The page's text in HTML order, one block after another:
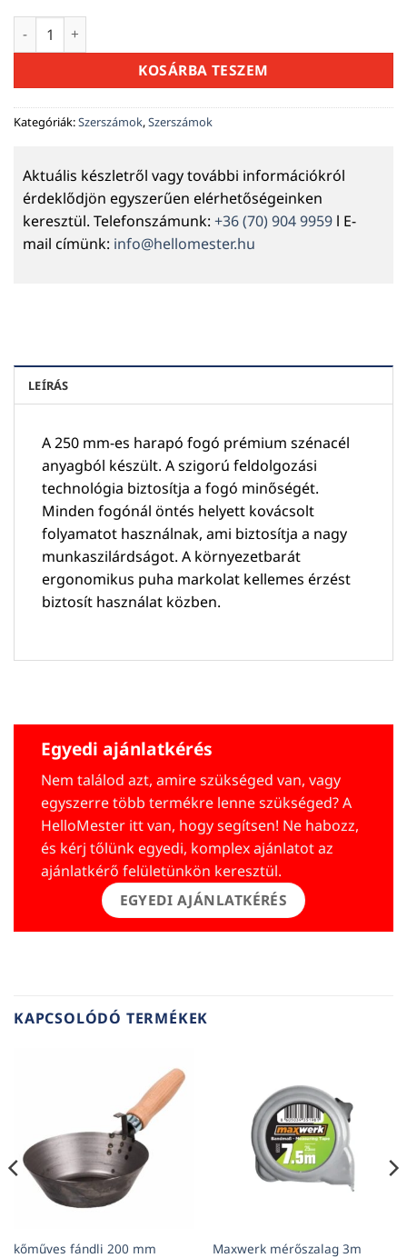
Harapó fogó 250mm mennyiség
KOSÁRBA TESZEM
Kategóriák:Szerszámok,Szerszámok
Aktuális készletről vagy további információkról
érdeklődjön egyszerűen elérhetőségeinken
keresztül. Telefonszámunk: +36 (70) 904 9959 l E-
mail címünk: info@hellomester.hu
LEÍRÁS
A 250 mm-es harapó fogó prémium szénacél
anyagból készült. A szigorú feldolgozási
technológia biztosítja a fogó minőségét.
Minden fogónál öntés helyett kovácsolt
folyamatot használnak, ami biztosítja a nagy
munkaszilárdságot. A környezetbarát
ergonomikus puha markolat kellemes érzést
biztosít használat közben.
Egyedi ajánlatkérés
Nem találod azt, amire szükséged van, vagy
egyszerre több termékre lenne szükséged? A
HelloMester itt van, hogy segítsen! Ne habozz,
és kérj tőlünk egyedi, komplex ajánlatot az
ajánlatkérő felületünkön keresztül.
EGYEDI AJÁNLATKÉRÉS
KAPCSOLÓDÓ TERMÉKEK
kőműves fándli 200 mm Maxwerk mérőszalag 3m